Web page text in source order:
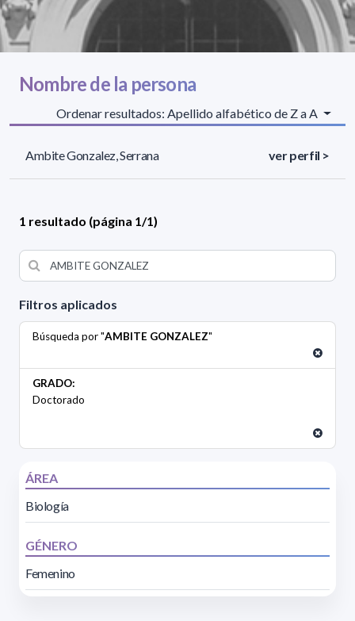
Filtros aplicados
Búsqueda por "AMBITE GONZALEZ"
GRADO:
Doctorado
ÁREA
Biología
GÉNERO
Femenino
Nombre de la persona
Ordenar resultados: Apellido alfabético de Z a A
Ambite Gonzalez, Serrana ver perfil >
1 resultado (página 1/1)